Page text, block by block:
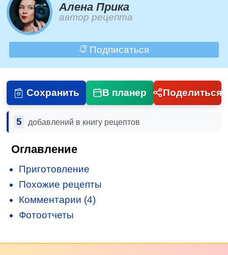
Алена Прика
автор рецепта
Подписаться
Сохранить В планер Поделиться
5 добавлений в книгу рецептов
Оглавление
Приготовление
Похожие рецепты
Комментарии (4)
Фотоотчеты